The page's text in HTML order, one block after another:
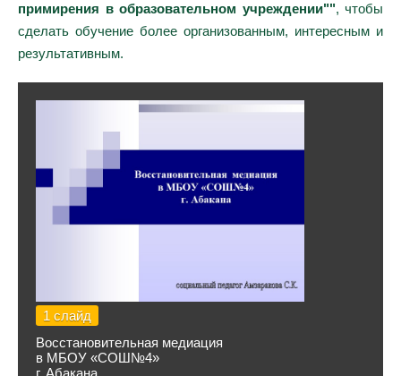
примирения в образовательном учреждении"", чтобы
сделать обучение более организованным, интересным и
результативным.
1 слайд
Восстановительная медиация
в МБОУ «СОШ№4»
г. Абакана